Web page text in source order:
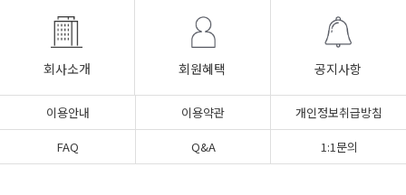
회사소개 회원혜택 공지사항
이용안내 이용약관
개인정보취급방침
FAQ
Q&A 1:1문의